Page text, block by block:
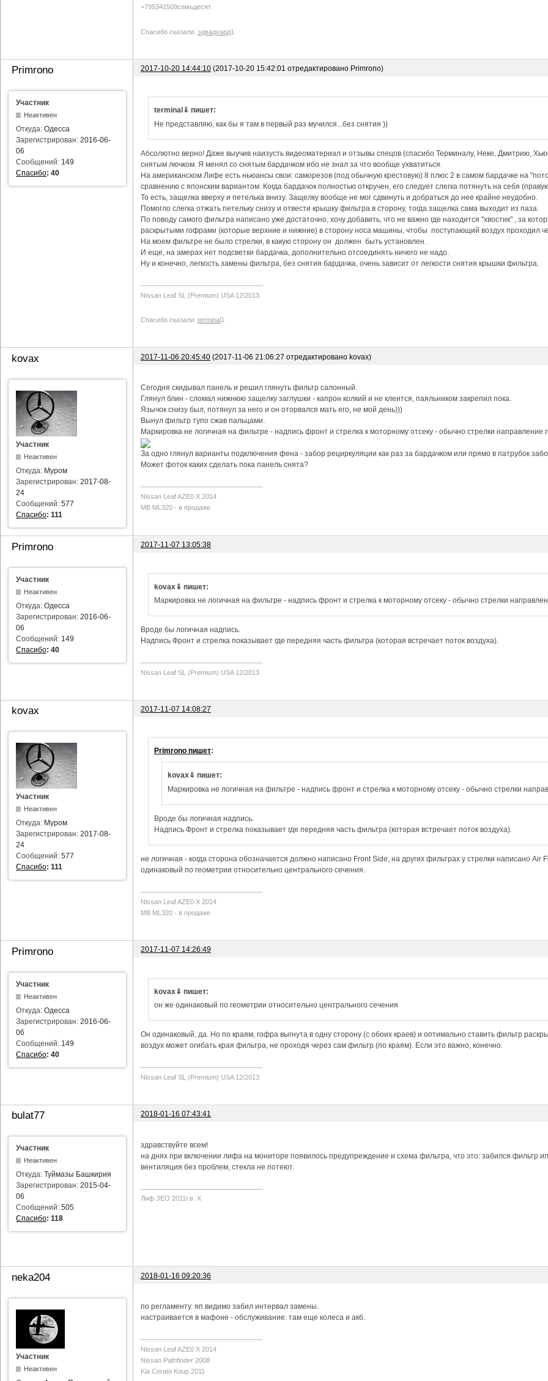
+795341509семьдесят
Спасибо сказали: эдвадуард1
Primrono 2017-10-20 14:44:10 (2017-10-20 15:42:01 отредактировано Primrono)
Участник
Неактивен
Откуда: Одесса
Зарегистрирован: 2016-06-
06
Сообщений: 149
Спасибо: 40
terminal⇓ пишет:
Не представляю, как бы я там в первый раз мучился...без снятия ))
Абсолютно верно! Даже выучив наизусть видеоматериал и отзывы спецов (спасибо Терминалу, Неке, Дмитрию,
снятым лючком. Я менял со снятым бардачком ибо не знал за что вообще ухватиться.
На американском Лифе есть ньюансы свои: саморезов (под обычную крестовую) 8 плюс 2 в самом бардачке на
сравнению с японским вариантом. Когда бардачок полностью откручен, его следует слегка потянуть на себя
То есть, защелка вверху и петелька внизу. Защелку вообще не мог сдвинуть и добраться до нее крайне неудобно.
Помогло слегка отжать петельку снизу и отвести крышку фильтра в сторону, тогда защелка сама выходит из паза.
По поводу самого фильтра написано уже достаточно, хочу добавить, что не важно где находится "хвостик" , за
раскрытыми гофрами (которые верхние и нижние) в сторону носа машины, чтобы поступающий воздух проходил
На моем фильтре не было стрелки, в какую сторону он должен быть установлен.
И еще, на амерах нет подсветки бардачка, дополнительно отсоединять ничего не надо.
Ну и конечно, легкость замены фильтра, без снятия бардачка, очень зависит от легкости снятия крышки фильтра.
Nissan Leaf SL (Premium) USA 12/2013
Спасибо сказали: terminal 1
kovax 2017-11-06 20:45:40 (2017-11-06 21:06:27 отредактировано kovax)
Участник
Неактивен
Откуда: Муром
Зарегистрирован: 2017-08-
24
Сообщений: 577
Спасибо: 111
Сегодня скидывал панель и решил глянуть фильтр салонный.
Глянул блин - сломал нижнюю защелку заглушки - капрон колкий и не клеится, паяльником закрепил пока.
Язычок снизу был, потянул за него и он оторвался мать его, не мой день)))
Вынул фильтр тупо сжав пальцами.
Маркировка не логичная на фильтре - надпись фронт и стрелка к моторному отсеку - обычно стрелки направление
За одно глянул варианты подключения фена - забор рециркуляции как раз за бардачком или прямо в патрубок
Может фоток каких сделать пока панель снята?
Nissan Leaf AZE0 X 2014
MB ML320 - в продаже
Primrono 2017-11-07 13:05:38
Участник
Неактивен
Откуда: Одесса
Зарегистрирован: 2016-06-
06
Сообщений: 149
Спасибо: 40
kovax⇓ пишет:
Маркировка не логичная на фильтре - надпись фронт и стрелка к моторному отсеку - обычно стрелки
Вроде бы логичная надпись.
Надпись Фронт и стрелка показывает где передняя часть фильтра (которая встречает поток воздуха).
Nissan Leaf SL (Premium) USA 12/2013
kovax 2017-11-07 14:08:27
Участник
Неактивен
Откуда: Муром
Зарегистрирован: 2017-08-
24
Сообщений: 577
Спасибо: 111
Primrono пишет:
kovax⇓ пишет:
Маркировка не логичная на фильтре - надпись фронт и стрелка к моторному отсеку - обычно стрелки
Вроде бы логичная надпись.
Надпись Фронт и стрелка показывает где передняя часть фильтра (которая встречает поток воздуха).
не логичная - когда сторона обозначается должно написано Front Side, на других фильтрах у стрелки написано
одинаковый по геометрии относительно центрального сечения.
Nissan Leaf AZE0 X 2014
MB ML320 - в продаже
Primrono 2017-11-07 14:26:49
Участник
Неактивен
Откуда: Одесса
Зарегистрирован: 2016-06-
06
Сообщений: 149
Спасибо: 40
kovax⇓ пишет:
он же одинаковый по геометрии относительно центрального сечения
Он одинаковый, да. Но по краям, гофра выгнута в одну сторону (с обоих краев) и оптимально ставить фильтр
воздух может огибать края фильтра, не проходя через сам фильтр (по краям). Если это важно, конечно.
Nissan Leaf SL (Premium) USA 12/2013
bulat77 2018-01-16 07:43:41
Участник
Неактивен
Откуда: Туймазы Башкирия
Зарегистрирован: 2015-04-
06
Сообщений: 505
Спасибо: 118
здравствуйте всем!
на днях при включении лифа на мониторе появилось предупреждение и схема фильтра, что это: забился фильтр
вентиляция без проблем, стекла не потеют.
Лиф ЗЕО 2011г.в. Х
neka204 2018-01-16 09:20:36
Участник
Неактивен
по регламенту. яп видимо забил интервал замены.
настраивается в мафоне - обслуживание. там еще колеса и акб.
Nissan Leaf AZE0 X 2014
Nissan Pathfinder 2008
Kia Cerato Koup 2011